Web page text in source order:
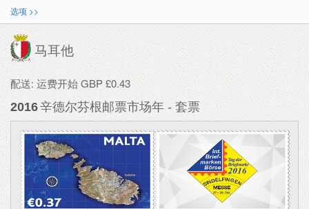
选项 >>
马耳他
配送: 运费开始 GBP £0.43
2016辛德尔芬根邮票市场年 - 套票